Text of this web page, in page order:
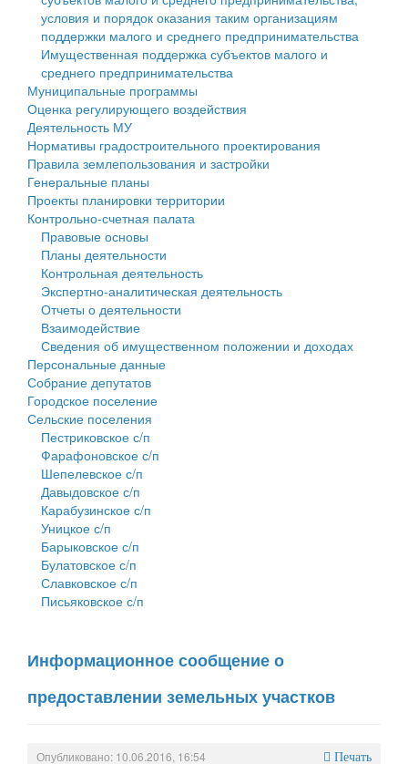
Деятельность МУ
Нормативы градостроительного проектирования
Правила землепользования и застройки
Генеральные планы
Проекты планировки территории
Собрание депутатов
Городское поселение
Сельские поселения
условия и порядок оказания таким организациям
поддержки малого и среднего предпринимательства
Имущественная поддержка субъектов малого и
среднего предпринимательства
Муниципальные программы
Оценка регулирующего воздействия
Деятельность МУ
Нормативы градостроительного проектирования
Правила землепользования и застройки
Генеральные планы
Проекты планировки территории
Контрольно-счетная палата
Правовые основы
Планы деятельности
Контрольная деятельность
Экспертно-аналитическая деятельность
Отчеты о деятельности
Взаимодействие
Сведения об имущественном положении и доходах
Персональные данные
Собрание депутатов
Городское поселение
Сельские поселения
Пестриковское с/п
Фарафоновское с/п
Шепелевское с/п
Давыдовское с/п
Карабузинское с/п
Уницкое с/п
Барыковское с/п
Булатовское с/п
Славковское с/п
Письяковское с/п
Информационное сообщение о
предоставлении земельных участков
Опубликовано: 10.06.2016, 16:54 Печать